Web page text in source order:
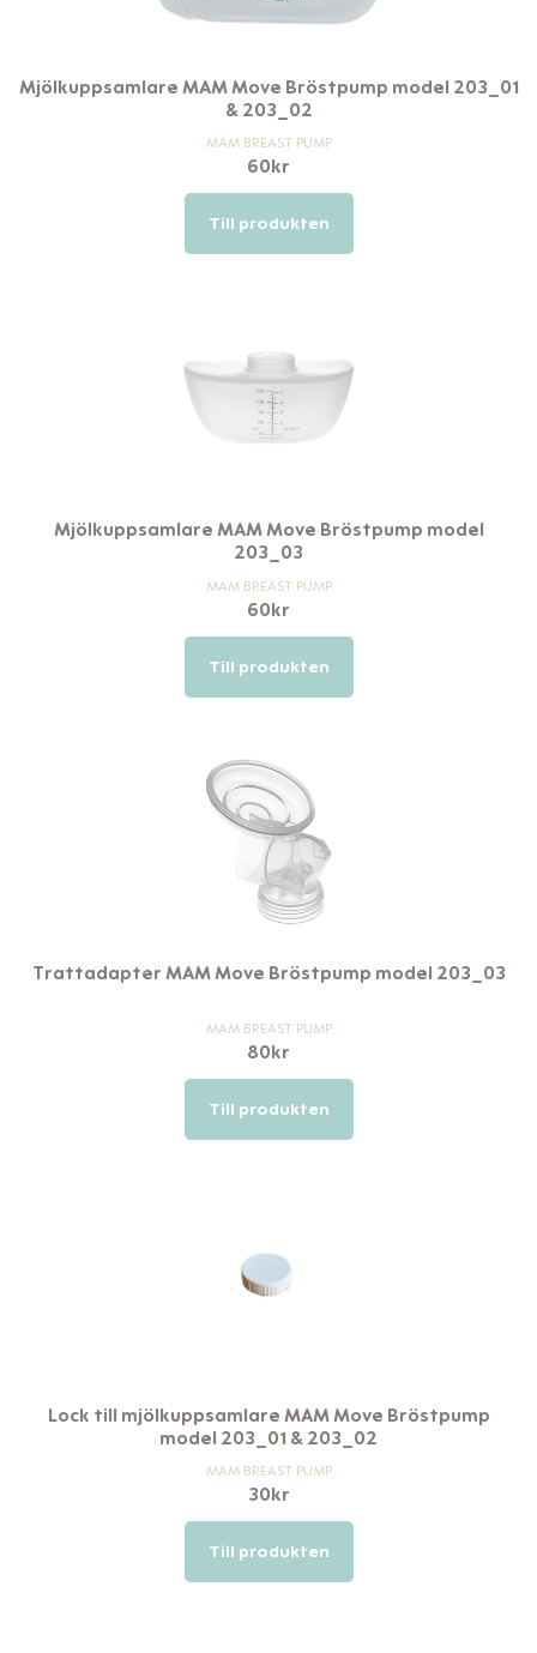
Mjölkuppsamlare MAM Move Bröstpump model 203_01
& 203_02
MAM BREAST PUMP
60kr
Till produkten
Mjölkuppsamlare MAM Move Bröstpump model
203_03
MAM BREAST PUMP
60kr
Till produkten
Trattadapter MAM Move Bröstpump model 203_03
MAM BREAST PUMP
80kr
Till produkten
Lock till mjölkuppsamlare MAM Move Bröstpump
model 203_01 & 203_02
MAM BREAST PUMP
30kr
Till produkten